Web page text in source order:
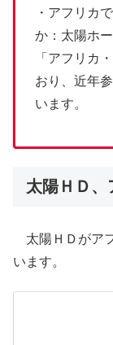
・アフリカ
か：太陽ホ
「アフリカ
おり、近年
います。
太陽ＨＤ、
太陽ＨＤがア
います。